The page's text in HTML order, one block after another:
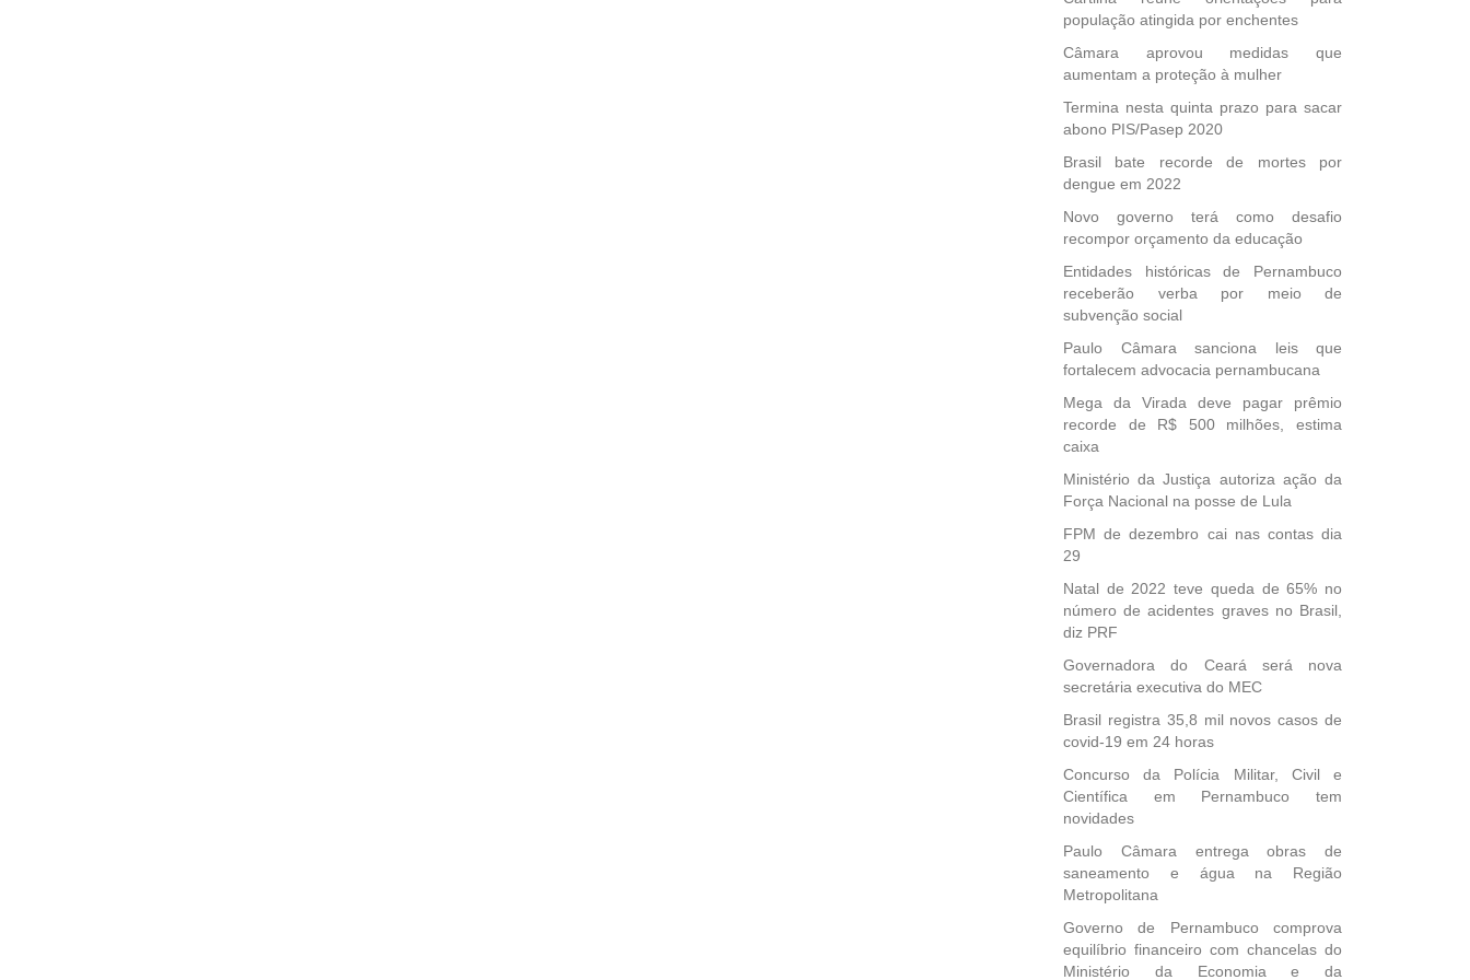
população atingida por enchentes
Câmara aprovou medidas que
aumentam a proteção à mulher
Termina nesta quinta prazo para sacar
abono PIS/Pasep 2020
Brasil bate recorde de mortes por
dengue em 2022
Novo governo terá como desafio
recompor orçamento da educação
Entidades históricas de Pernambuco
receberão verba por meio de
subvenção social
Paulo Câmara sanciona leis que
fortalecem advocacia pernambucana
Mega da Virada deve pagar prêmio
recorde de R$ 500 milhões, estima
caixa
Ministério da Justiça autoriza ação da
Força Nacional na posse de Lula
FPM de dezembro cai nas contas dia
29
Natal de 2022 teve queda de 65% no
número de acidentes graves no Brasil,
diz PRF
Governadora do Ceará será nova
secretária executiva do MEC
Brasil registra 35,8 mil novos casos de
covid-19 em 24 horas
Concurso da Polícia Militar, Civil e
Científica em Pernambuco tem
novidades
Paulo Câmara entrega obras de
saneamento e água na Região
Metropolitana
Governo de Pernambuco comprova
equilíbrio financeiro com chancelas do
Ministério da Economia e da